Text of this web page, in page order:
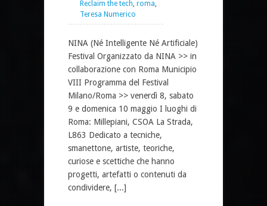
Reclaim the tech roma
Teresa Numerico
NINA (Né Intelligente Né Artificiale)
Festival Organizzato da NINA >> in
collaborazione con Roma Municipio
VIII Programma del Festival
Milano/Roma >> venerdì 8, sabato
9 e domenica 10 maggio I luoghi di
Roma: Millepiani, CSOA La Strada,
L863 Dedicato a tecniche,
smanettone, artiste, teoriche,
curiose e scettiche che hanno
progetti, artefatti o contenuti da
condividere, [...]